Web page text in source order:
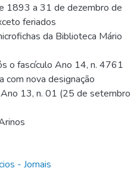
1893 a 31 de dezembro de
feriados
da Biblioteca Mário
o fascículo Ano 14, n. 4761
com nova designação
13, n. 01 (25 de setembro
- Jornais